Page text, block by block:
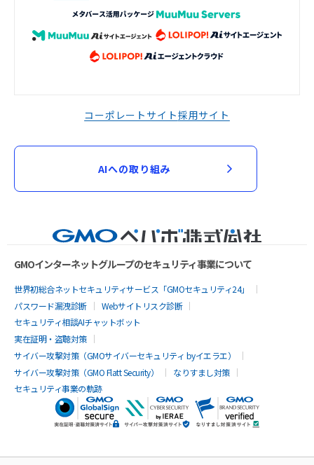
コーポレートサイト採用サイト
AIへの取り組み
GMOインターネットグループのセキュリティ事業について
世界初総合ネットセキュリティサービス「GMOセキュリティ24」
パスワード漏洩診断
Webサイトリスク診断
セキュリティ相談AIチャットボット
実在証明・盗聴対策
サイバー攻撃対策（GMOサイバーセキュリティ byイエラエ）
サイバー攻撃対策（GMO Flatt Security）
なりすまし対策
セキュリティ事業の軌跡